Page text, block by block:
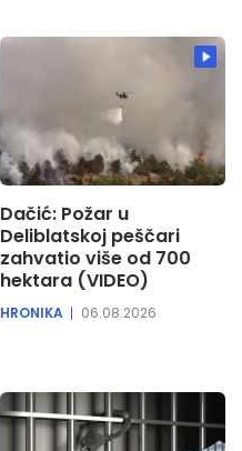
Dačić: Požar u
Deliblatskoj peščari
zahvatio više od 700
hektara (VIDEO)
HRONIKA 06.08.2026